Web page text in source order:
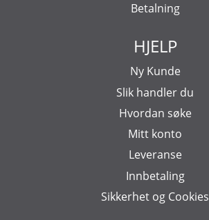
Betalning
HJELP
Ny Kunde
Slik handler du
Hvordan søke
Mitt konto
Leveranse
Innbetaling
Sikkerhet og Cookies